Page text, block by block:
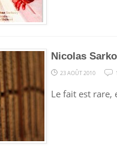
Nicolas
23 AOÛT 2010
Le fait est rare,